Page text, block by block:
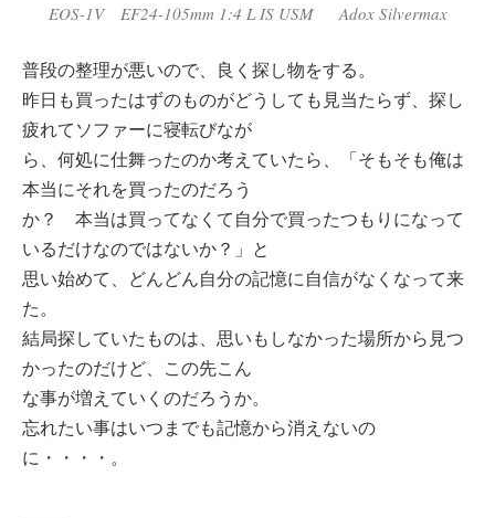
EOS-1V EF24-105mm 1:4 L IS USM Adox Silvermax
普段の整理が悪いので、良く探し物をする。
昨日も買ったはずのものがどうしても見当たらず、探し
疲れてソファーに寝転びなが
ら、何処に仕舞ったのか考えていたら、「そもそも俺は
本当にそれを買ったのだろう
か？ 本当は買ってなくて自分で買ったつもりになって
いるだけなのではないか？」と
思い始めて、どんどん自分の記憶に自信がなくなって来
た。
結局探していたものは、思いもしなかった場所から見つ
かったのだけど、この先こん
な事が増えていくのだろうか。
忘れたい事はいつまでも記憶から消えないの
に・・・・。